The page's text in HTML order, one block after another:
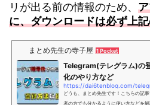
リが出る前の情報のため、
に、ダウンロードは必ず上
まとめ先生の寺子屋 1 Pocket
Telegram(テレグラム)の
化のやり方など
https://dai6tenblog.com/
どうも、まとめ先生です！こちらの記
者の方でも分かるように使い方などを